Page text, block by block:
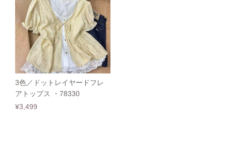
3色／ドットレイヤードフレ
アトップス ・78330
¥3,499